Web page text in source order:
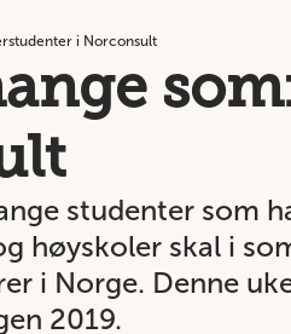
i Norconsult
studenter som
høyskoler skal i
i Norge. Denne
2019.